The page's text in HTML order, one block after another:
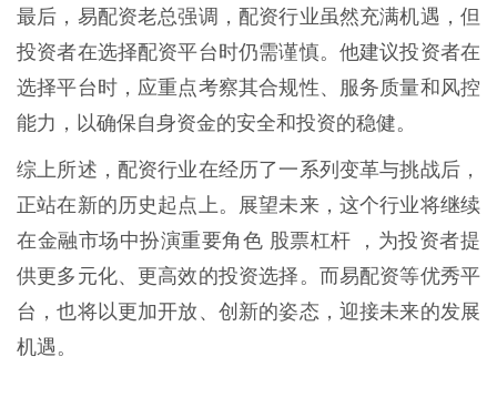
最后，易配资老总强调，配资行业虽然充满机遇，但
投资者在选择配资平台时仍需谨慎。他建议投资者在
选择平台时，应重点考察其合规性、服务质量和风控
能力，以确保自身资金的安全和投资的稳健。
综上所述，配资行业在经历了一系列变革与挑战后，
正站在新的历史起点上。展望未来，这个行业将继续
在金融市场中扮演重要角色 股票杠杆 ，为投资者提
供更多元化、更高效的投资选择。而易配资等优秀平
台，也将以更加开放、创新的姿态，迎接未来的发展
机遇。